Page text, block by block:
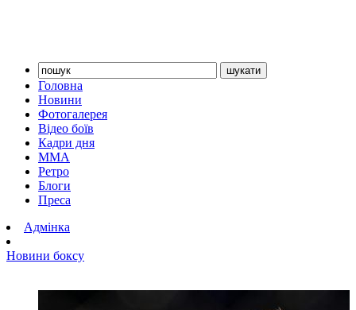
Головна
Новини
Фотогалерея
Відео боїв
Кадри дня
ММА
Ретро
Блоги
Преса
Адмінка
Новини боксу